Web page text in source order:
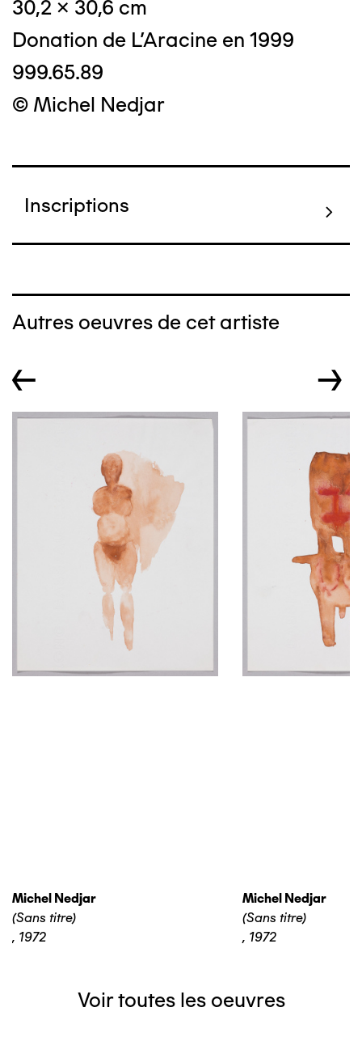
30,2 x 30,6 cm
Donation de L'Aracine en 1999
999.65.89
© Michel Nedjar
Inscriptions
Autres oeuvres de cet artiste
← →
Michel Nedjar
(Sans titre)
, 1972
Michel Nedjar
(Sans titre)
, 1972
Voir toutes les oeuvres